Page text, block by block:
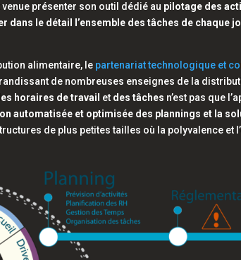
venue présenter son outil dédié au pilotage des
dans le détail l’ensemble des tâches de chaque
alimentaire, le partenariat technologique et
de nombreuses enseignes de la
horaires de travail et des tâches n’est pas que
automatisée et optimisée des plannings et la
de plus petites tailles où la polyvalence et